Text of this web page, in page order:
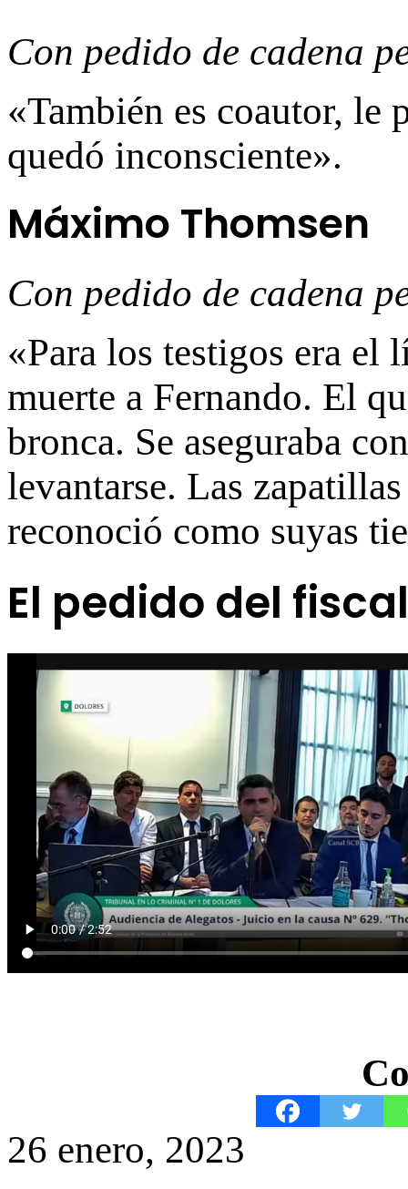
Con pedido de cadena
«También es coautor, le
quedó inconsciente».
Máximo Thomsen
Con pedido de cadena
«Para los testigos era el
muerte a Fernando. El
bronca. Se aseguraba
levantarse. Las
reconoció como suyas
El pedido del fiscal
26 enero, 2023